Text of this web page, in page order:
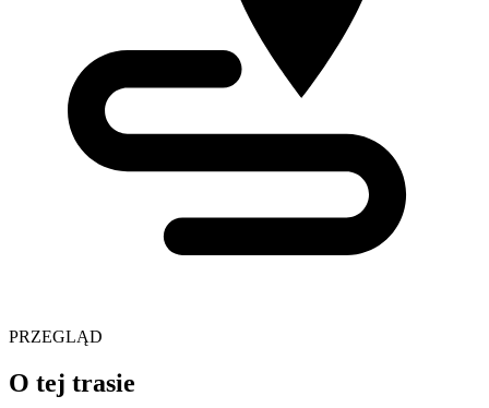
PRZEGLĄD
O tej trasie